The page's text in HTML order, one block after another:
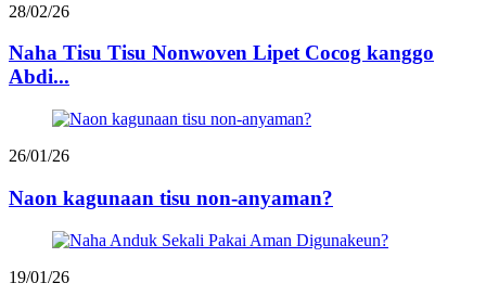
28/02/26
Naha Tisu Tisu Nonwoven Lipet Cocog kanggo
Abdi...
26/01/26
Naon kagunaan tisu non-anyaman?
19/01/26